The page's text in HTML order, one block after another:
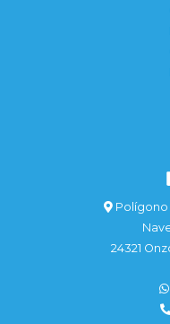
Polígono
24321